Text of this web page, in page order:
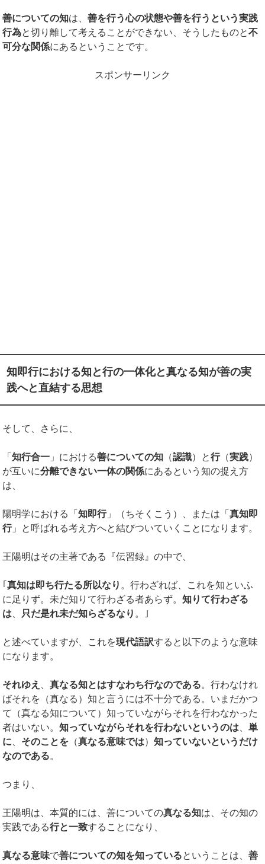
善についての知は、善を行う心の状態や善を行うという実践
行為と切り離して考えることができない、そうしたものと不
可分な関係にあるということです。
スポンサーリンク
知即行における知と行の一体化と真なる知が善の実
践へと直結する思想
そして、さらに、
「知行合一 」における善についての知 （認識）と行（実践）
が互いに分離できない一体の関係にあるという知の捉え方
は、
陽明学における「知即行」（ちそくこう）、または「真知即
行」と呼ばれる考え方へと結びついていくことになります。
王陽明はその主著である『伝習録』の中で、
｢真知は即ち行たる所以なり 。行わざれば、これを知といふ
に足りず。未だ知りて行わざる者あらず。知りて行わざる
は、 只だ是れ未だ知らざるなり 。｣
と述べていますが、これを現代語訳すると以下のような意味
になります。
それゆえ 、真なる知とはすなわち行なのである。行わなけれ
ばそれを（真なる）知と言うには不十分である。いまだかつ
て（真なる知について）知っていながらそれを行わなかった
者はいない。知っていながらそれを行わないというのは、単
に、 そのことを （真なる意味では）知っていないというだけ
なのである。
つまり、
王陽明は、本質的には、善についての真なる知は、その知の
実践である行と一致することになり、
真なる意味で善についての知を知っているということは、善